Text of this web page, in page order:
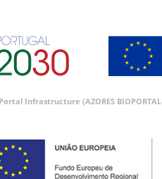
Infrastructure (AZORES